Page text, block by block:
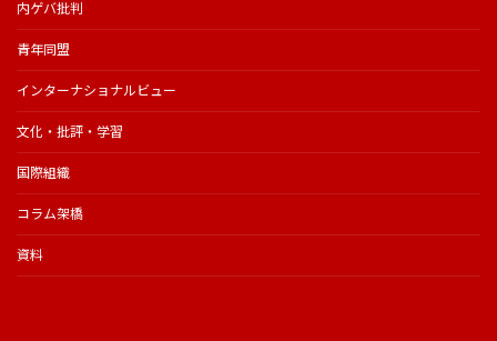
内ゲバ批判
青年同盟
インターナショナルビュー
文化・批評・学習
国際組織
コラム架橋
資料